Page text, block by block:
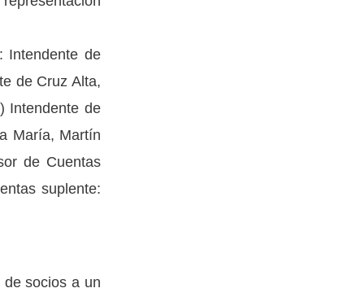
Intendente de
de Cruz Alta,
Intendente de
María, Martín
de Cuentas
suplente:
socios a un